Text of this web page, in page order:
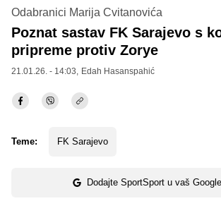
Odabranici Marija Cvitanovića
Poznat sastav FK Sarajevo s
pripreme protiv Zorye
21.01.26. - 14:03, Edah Hasanspahić
Teme: FK Sarajevo
Dodajte SportSport u vaš